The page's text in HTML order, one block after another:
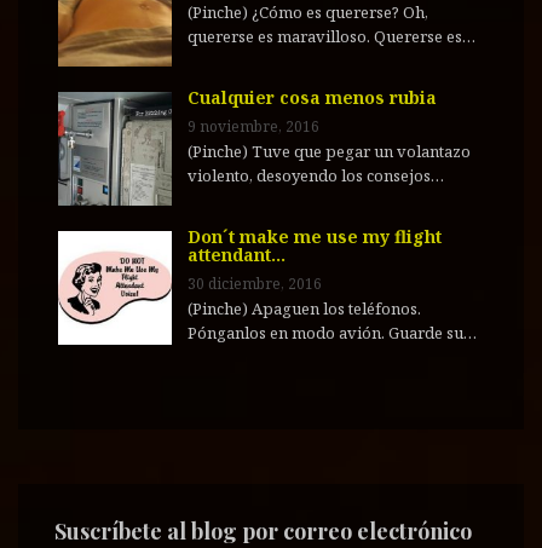
(Pinche) ¿Cómo es quererse? Oh,
quererse es maravilloso. Quererse es…
Cualquier cosa menos rubia
9 noviembre, 2016
(Pinche) Tuve que pegar un volantazo
violento, desoyendo los consejos…
Don´t make me use my flight
attendant…
30 diciembre, 2016
(Pinche) Apaguen los teléfonos.
Pónganlos en modo avión. Guarde su…
Suscríbete al blog por correo electrónico